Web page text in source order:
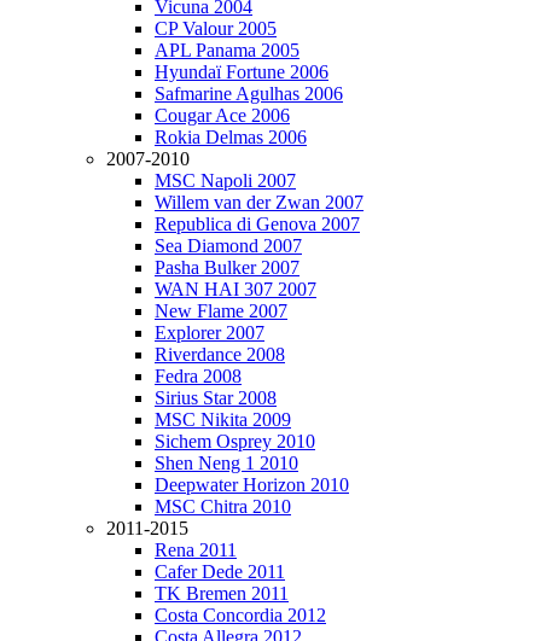
Vicuna 2004
CP Valour 2005
APL Panama 2005
Hyundaï Fortune 2006
Safmarine Agulhas 2006
Cougar Ace 2006
Rokia Delmas 2006
2007-2010
MSC Napoli 2007
Willem van der Zwan 2007
Republica di Genova 2007
Sea Diamond 2007
Pasha Bulker 2007
WAN HAI 307 2007
New Flame 2007
Explorer 2007
Riverdance 2008
Fedra 2008
Sirius Star 2008
MSC Nikita 2009
Sichem Osprey 2010
Shen Neng 1 2010
Deepwater Horizon 2010
MSC Chitra 2010
2011-2015
Rena 2011
Cafer Dede 2011
TK Bremen 2011
Costa Concordia 2012
Costa Allegra 2012